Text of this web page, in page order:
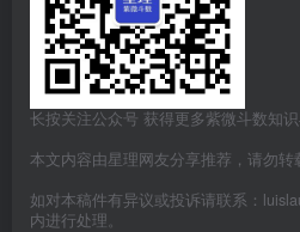
长按关注公众号 获得更多紫微斗数知
本文内容由星理网友分享推荐，请勿转
如对本稿件有异议或投诉请联系：
内进行处理。